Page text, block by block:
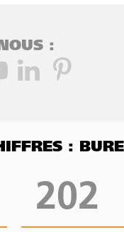
:
:
202